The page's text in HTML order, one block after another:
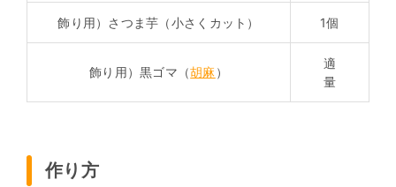
飾り用）さつま芋（小さくカット） 1個
飾り用）黒ゴマ（胡麻）
適
量
作り方